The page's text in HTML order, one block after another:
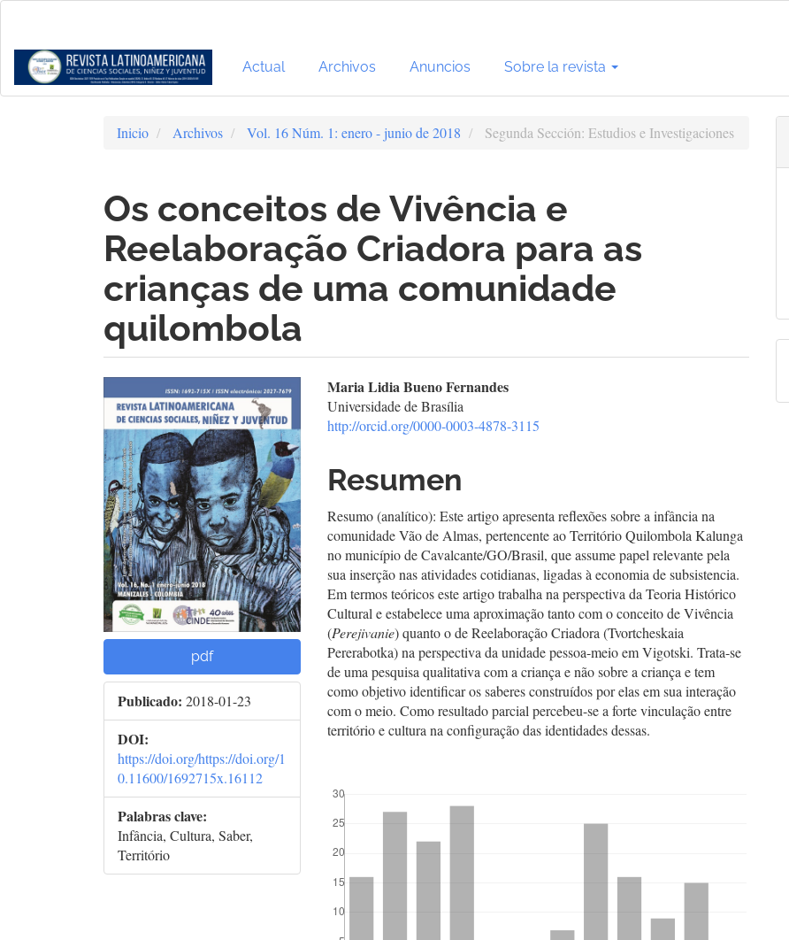
Contenido
principal
Barra
Actual Archivos Anuncios Sobre la revista
Inicio Archivos Vol. 16 Núm. 1: enero - junio de 2018 Segunda Sección: Estudios e Investigaciones
Os conceitos de Vivência e
Reelaboração Criadora para as
crianças de uma comunidade
quilombola
Barra
lateral
del
artículo
pdf
Publicado: 2018-01-23
DOI:
https://doi.org/https://doi.org/1
0.11600/1692715x.16112
Palabras clave:
Infância, Cultura, Saber,
Território
Contenido
principal
artículo
Maria Lidia Bueno Fernandes
Universidade de Brasília
http://orcid.org/0000-0003-4878-3115
Resumen
Resumo (analítico): Este artigo apresenta reflexões sobre a infância na
comunidade Vão de Almas, pertencente ao Território Quilombola Kalunga
no município de Cavalcante/GO/Brasil, que assume papel relevante pela
sua inserção nas atividades cotidianas, ligadas à economia de subsistencia.
Em termos teóricos este artigo trabalha na perspectiva da Teoria Histórico
Cultural e estabelece uma aproximação tanto com o conceito de Vivência
(Perejivanie) quanto o de Reelaboração Criadora (Tvortcheskaia
Pererabotka) na perspectiva da unidade pessoa-meio em Vigotski. Trata-se
de uma pesquisa qualitativa com a criança e não sobre a criança e tem
como objetivo identificar os saberes construídos por elas em sua interação
com o meio. Como resultado parcial percebeu-se a forte vinculação entre
território e cultura na configuração das identidades dessas.